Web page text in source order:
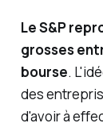
Le S&P
grosses
bourse.
des
d'avoir à